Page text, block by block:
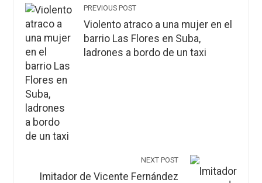
PREVIOUS POST
Violento atraco a una mujer en el
barrio Las Flores en Suba,
ladrones a bordo de un taxi
NEXT POST
Imitador de Vicente Fernández